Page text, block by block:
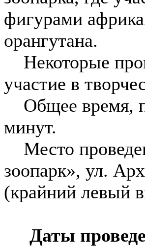
фигурами
орангутана.
Некоторые
участие в
Общее время,
минут.
Место
зоопарк», ул.
(крайний левый
Даты